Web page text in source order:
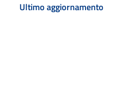
Ultimo aggiornamento